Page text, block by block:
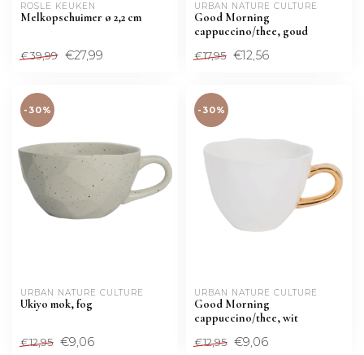
RÖSLE KEUKEN
Melkopschuimer ø 2,2 cm
€39,99 €27,99
URBAN NATURE CULTURE
Good Morning
cappuccino/thee, goud
€17,95 €12,56
-30%
URBAN NATURE CULTURE
Ukiyo mok, fog
€12,95 €9,06
-30%
URBAN NATURE CULTURE
Good Morning
cappuccino/thee, wit
€12,95 €9,06